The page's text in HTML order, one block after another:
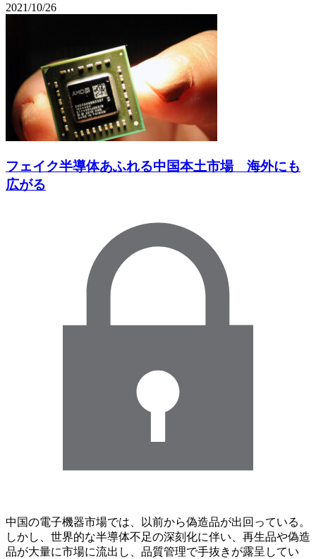
2021/10/26
フェイク半導体あふれる中国本土市場 海外にも
広がる
中国の電子機器市場では、以前から偽造品が出回っている。
しかし、世界的な半導体不足の深刻化に伴い、再生品や偽造
品が大量に市場に流出し、品質管理で手抜きが露呈してい